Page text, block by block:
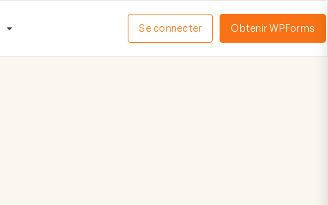
le
Se connecter Obtenir WPForms